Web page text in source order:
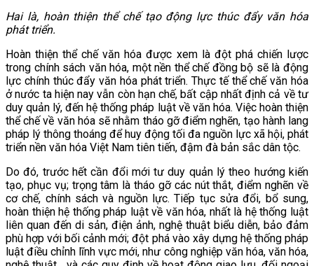
Hai là, hoàn thiện thể chế tạo động lực thúc đẩy văn hóa
phát triển.
Hoàn thiện thể chế văn hóa được xem là đột phá chiến lược
trong chính sách văn hóa, một nền thể chế đồng bộ sẽ là động
lực chính thúc đẩy văn hóa phát triển. Thực tế thể chế văn hóa
ở nước ta hiện nay vẫn còn hạn chế, bất cập nhất định cả về tư
duy quản lý, đến hệ thống pháp luật về văn hóa. Việc hoàn thiện
thể chế về văn hóa sẽ nhằm tháo gỡ điểm nghẽn, tạo hành lang
pháp lý thông thoáng để huy động tối đa nguồn lực xã hội, phát
triển nền văn hóa Việt Nam tiên tiến, đậm đà bản sắc dân tộc.
Do đó, trước hết cần đổi mới tư duy quản lý theo hướng kiến
tạo, phục vụ; trọng tâm là tháo gỡ các nút thắt, điểm nghẽn về
cơ chế, chính sách và nguồn lực. Tiếp tục sửa đổi, bổ sung,
hoàn thiện hệ thống pháp luật về văn hóa, nhất là hệ thống luật
liên quan đến di sản, điện ảnh, nghệ thuật biểu diễn, bảo đảm
phù hợp với bối cảnh mới; đột phá vào xây dựng hệ thống pháp
luật điều chỉnh lĩnh vực mới, như công nghiệp văn hóa, văn hóa,